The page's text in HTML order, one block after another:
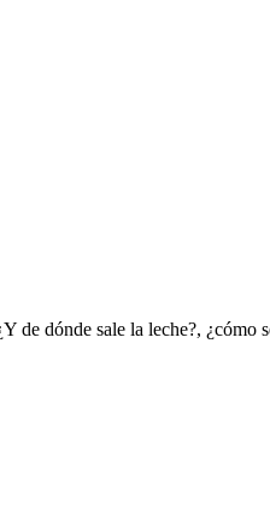
dónde sale la leche?, ¿cómo